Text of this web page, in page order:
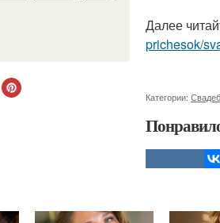
Далее
prichesok/
Категории: